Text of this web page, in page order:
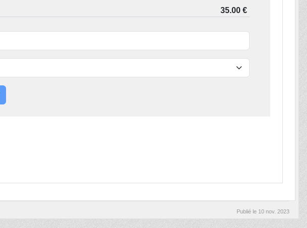
Publié le 10 nov. 2023